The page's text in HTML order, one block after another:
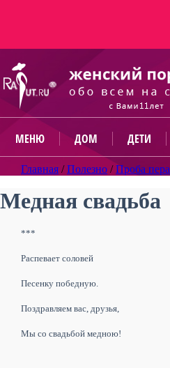
МЕНЮ ДОМ ДЕТИ
Главная /Полезно /Проба пера
Медная свадьба
***
Распевает соловей
Песенку победную.
Поздравляем вас, друзья,
Мы со свадьбой медною!